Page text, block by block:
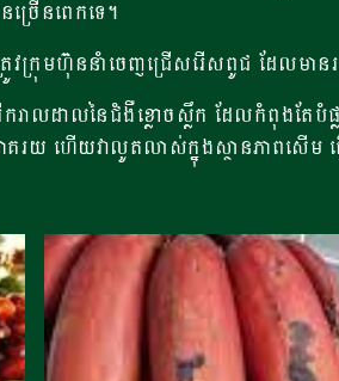
រើនពេកទេ។
វក្រុមហ៊ុននាំចេញជ្រើសរើសពូជ ដែលមា
ាលដាលនៃជំងឺខ្លោចស្លឹក ដែលកំពុងតែ
ាគរយ ហើយវាលូតលាស់ក្នុងស្ថានភាពស